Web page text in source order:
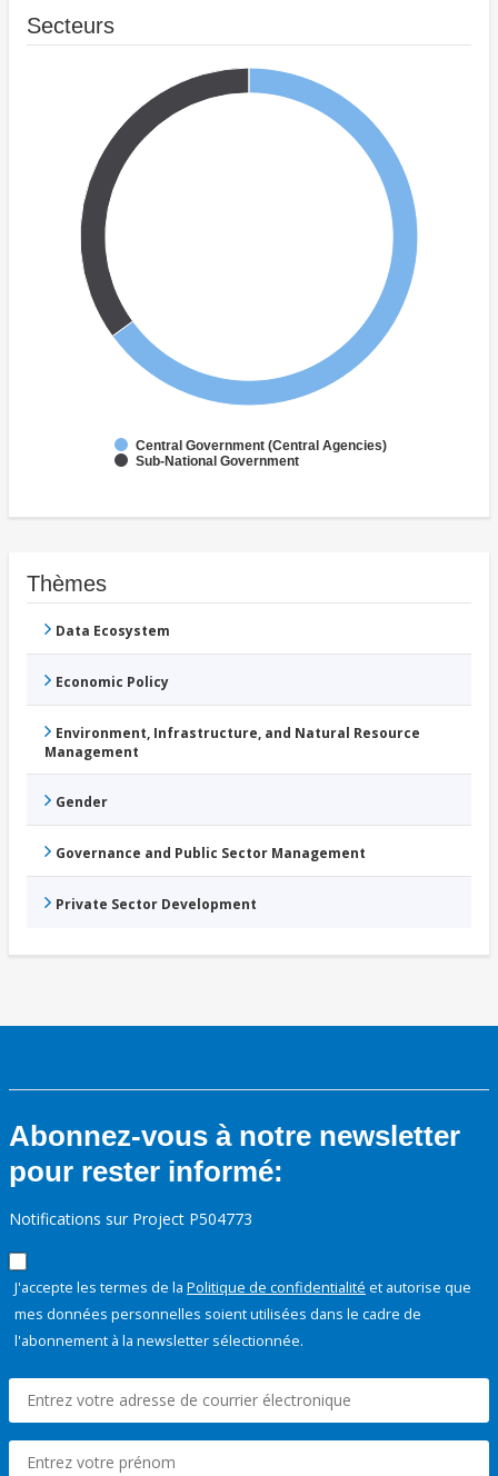
Secteurs
Central Government (Central Agencies)
Sub-National Government
Thèmes
Data Ecosystem
Economic Policy
Environment, Infrastructure, and Natural Resource
Management
Gender
Governance and Public Sector Management
Private Sector Development
Abonnez-vous à notre newsletter
pour rester informé:
Notifications sur Project P504773
J'accepte les termes de la Politique de confidentialité et autorise que
mes données personnelles soient utilisées dans le cadre de
l'abonnement à la newsletter sélectionnée.